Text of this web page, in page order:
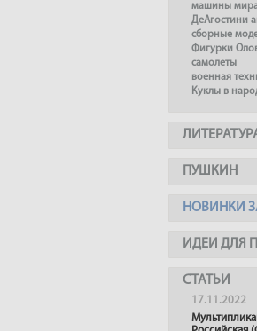
машины
ДеАгостини
сборные
Фигурки
самолеты
военная
Куклы в
ПУШКИН
НОВИНКИ
ИДЕИ ДЛЯ
СТАТЬИ
17.11.2022